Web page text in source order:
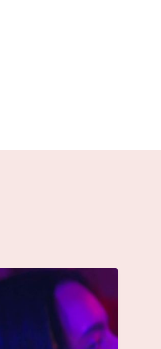
Singolo: “calamita”
Di @vinmart1n...